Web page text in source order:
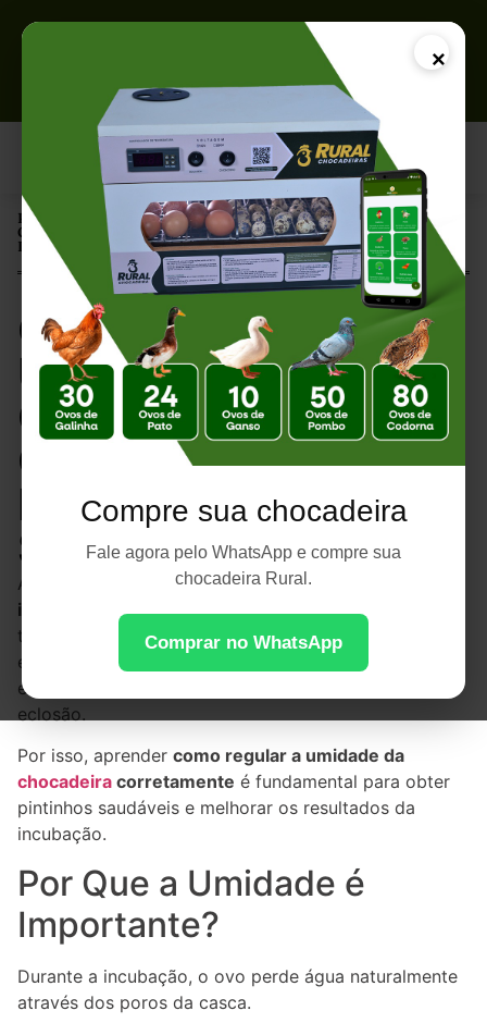
×
Compre sua chocadeira
Fale agora pelo WhatsApp e compre sua
chocadeira Rural.
Comprar no WhatsApp
Página Inicial |
Como Regular a Umidade da Chocadeira: Guia Completo para uma
Incubação de Sucesso
Como Regular a
Umidade da
Chocadeira: Guia
Completo para uma
Incubação de
Sucesso
A umidade é um dos fatores mais importantes da
incubação artificial, ficando atrás apenas da
temperatura. Quando está muito baixa ou muito alta,
ela pode comprometer o desenvolvimento dos
embriões e reduzir significativamente a taxa de
eclosão.
Por isso, aprender como regular a umidade da
chocadeira corretamente é fundamental para obter
pintinhos saudáveis e melhorar os resultados da
incubação.
Por Que a Umidade é
Importante?
Durante a incubação, o ovo perde água naturalmente
através dos poros da casca.